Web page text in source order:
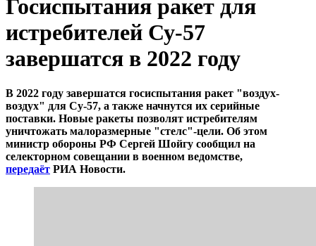
Госиспытания ракет для
истребителей Су-57
завершатся в 2022 году
В 2022 году завершатся госиспытания ракет "воздух-
воздух" для Су-57, а также начнутся их серийные
поставки. Новые ракеты позволят истребителям
уничтожать малоразмерные "стелс"-цели. Об этом
министр обороны РФ Сергей Шойгу сообщил на
селекторном совещании в военном ведомстве,
передаёт РИА Новости.